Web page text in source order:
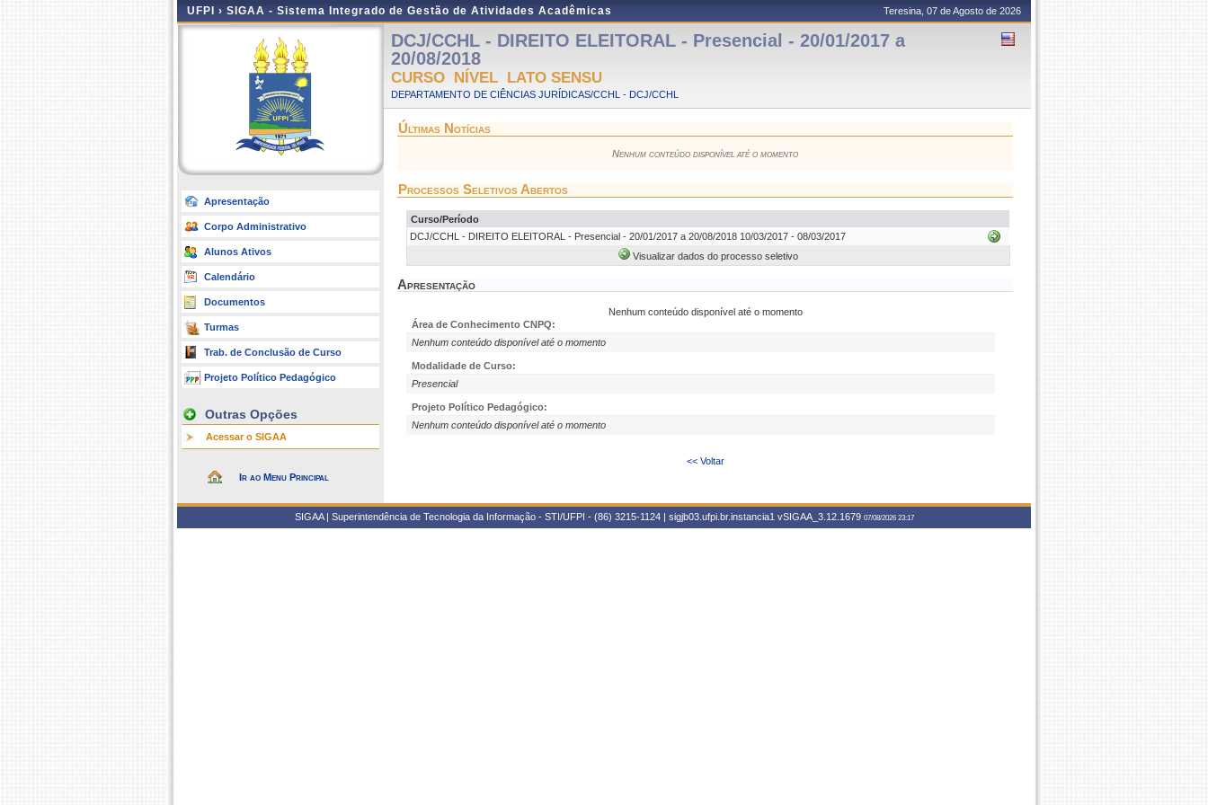
UFPI › SIGAA - Sistema Integrado de Gestão de Atividades Acadêmicas Teresina, 07 de Agosto de 2026
Apresentação
Corpo Administrativo
Alunos Ativos
Calendário
Documentos
Turmas
Trab. de Conclusão de Curso
Projeto Político Pedagógico
Outras Opções
Acessar o SIGAA
Ir ao Menu Principal
DCJ/CCHL - DIREITO ELEITORAL - Presencial - 20/01/2017 a
20/08/2018
CURSO NÍVEL LATO SENSU
DEPARTAMENTO DE CIÊNCIAS JURÍDICAS/CCHL - DCJ/CCHL
Últimas Notícias
Nenhum conteúdo disponível até o momento
Processos Seletivos Abertos
Curso/Período
DCJ/CCHL - DIREITO ELEITORAL - Presencial - 20/01/2017 a 20/08/2018 10/03/2017 - 08/03/2017
Visualizar dados do processo seletivo
Apresentação
Nenhum conteúdo disponível até o momento
Área de Conhecimento CNPQ:
Nenhum conteúdo disponível até o momento
Modalidade de Curso:
Presencial
Projeto Político Pedagógico:
Nenhum conteúdo disponível até o momento
<< Voltar
SIGAA | Superintendência de Tecnologia da Informação - STI/UFPI - (86) 3215-1124 | sigjb03.ufpi.br.instancia1 vSIGAA_3.12.1679 07/08/2026 23:17